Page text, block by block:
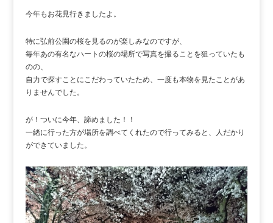
今年もお花見行きましたよ。
特に弘前公園の桜を見るのが楽しみなのですが、
毎年あの有名なハートの桜の場所で写真を撮ることを狙っていたも
のの、
自力で探すことにこだわっていたため、一度も本物を見たことがあ
りませんでした。
が！ついに今年、諦めました！！
一緒に行った方が場所を調べてくれたので行ってみると、人だかり
ができていました。